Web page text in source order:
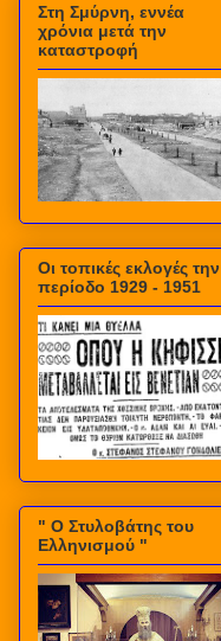
Στη Σμύρνη, εννέα
χρόνια μετά την
καταστροφή
Οι τοπικές εκλογές την
περίοδο 1929 - 1951
" Ο Στυλοβάτης του
Ελληνισμού "